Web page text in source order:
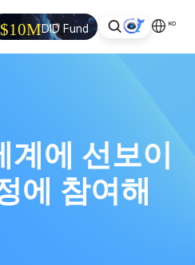
$10MDID Fund KO
에 선보이
에 참여해